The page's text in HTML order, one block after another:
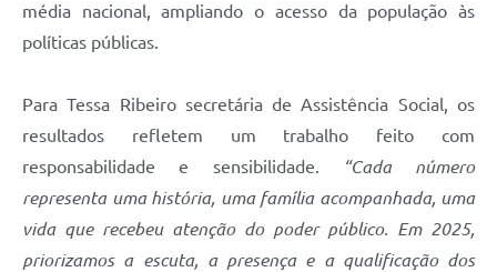
média nacional, ampliando o acesso da população às
políticas públicas.
Para Tessa Ribeiro secretária de Assistência Social, os
resultados refletem um trabalho feito com
responsabilidade e sensibilidade. “Cada número
representa uma história, uma família acompanhada, uma
vida que recebeu atenção do poder público. Em 2025,
priorizamos a escuta, a presença e a qualificação dos